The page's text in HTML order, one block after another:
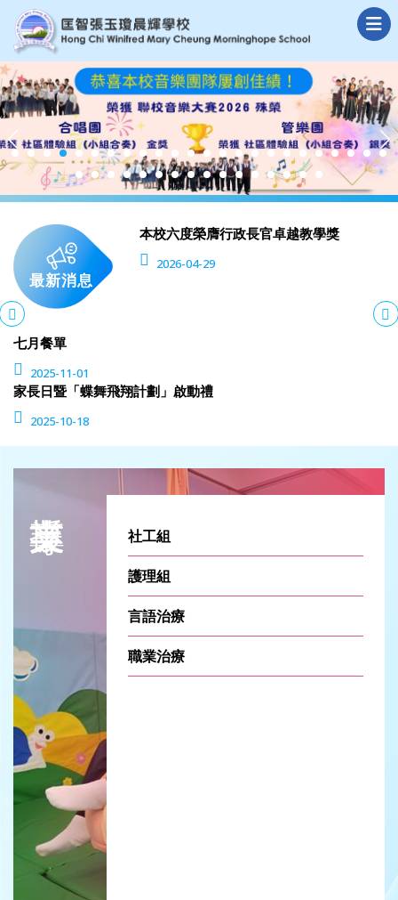
最新消息
本校六度榮膺行政長官卓越教學獎
2026-04-29
七月餐單
2025-11-01
家長日暨「蝶舞飛翔計劃」啟動禮
2025-10-18
社工組
護理組
言語治療
職業治療